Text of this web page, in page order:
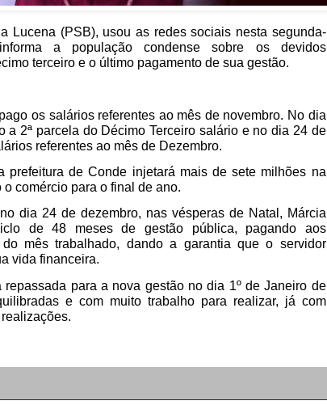
Lucena (PSB), usou as redes sociais nesta segunda-
a população condense sobre os devidos
terceiro e o último pagamento de sua gestão.
os salários referentes ao mês de novembro. No dia
a 2ª parcela do Décimo Terceiro salário e no dia 24 de
referentes ao mês de Dezembro.
prefeitura de Conde injetará mais de sete milhões na
comércio para o final de ano.
dia 24 de dezembro, nas vésperas de Natal, Márcia
de 48 meses de gestão pública, pagando aos
mês trabalhado, dando a garantia que o servidor
vida financeira.
para a nova gestão no dia 1º de Janeiro de
e com muito trabalho para realizar, já com